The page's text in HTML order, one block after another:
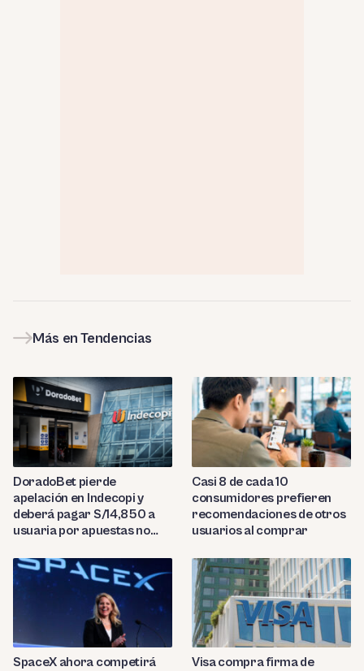
Más en Tendencias
DoradoBet pierde
apelación en Indecopi y
deberá pagar S/14,850 a
usuaria por apuestas no
Casi 8 de cada 10
consumidores prefieren
recomendaciones de otros
usuarios al comprar
SpaceX ahora competirá
Visa compra firma de